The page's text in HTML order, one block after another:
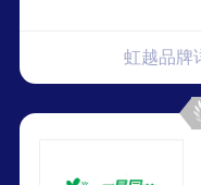
虹越品牌